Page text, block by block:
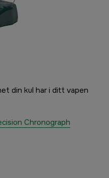
din kul har i ditt vapen
Chronograph